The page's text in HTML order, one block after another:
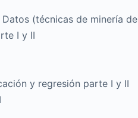
(técnicas de minería
I y II
y regresión parte I y II